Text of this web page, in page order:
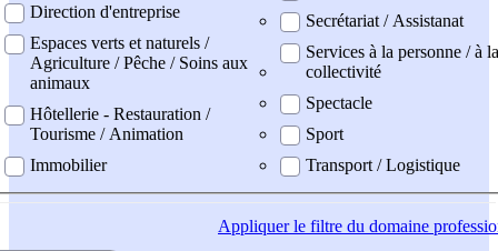
Direction d'entreprise
Espaces verts et naturels /
Agriculture / Pêche / Soins aux
animaux
Hôtellerie - Restauration /
Tourisme / Animation
Immobilier
Secrétariat / Assistanat
Services à la personne / à la
collectivité
Spectacle
Sport
Transport / Logistique
Appliquerle filtre du domaine